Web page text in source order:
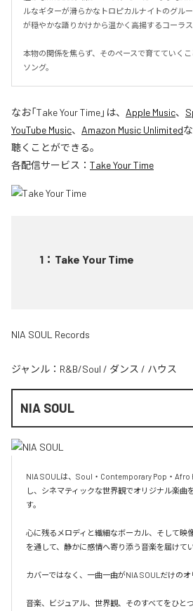
ルなギターが滑らかなトロピカルナイトのグル
が穏やかな語りかけから温かく高揚するコーラス
本物の関係を焦らず、そのペースで育てていく
ソング。
なお「Take Your Time」は、 Apple Music、
YouTube Music、 Amazon Music Unlimited
聴くことができる。
各配信サービス： Take Your Time
1 ： Take Your Time
NIA SOUL Records
ジャンル： R&B/Soul / ダンス / ハウス
NIA SOUL
NIA SOULは、Soul・Contemporary Pop・Afro
し、シネマティックな世界観でオリジナル楽曲
す。
心に残るメロディと繊細なボーカル、そして映
を通して、静かに感情へ寄り添う音楽を届けてい
カバーではなく、一曲一曲がNIA SOULだけのオ
音楽、ビジュアル、世界観、そのすべてをひと